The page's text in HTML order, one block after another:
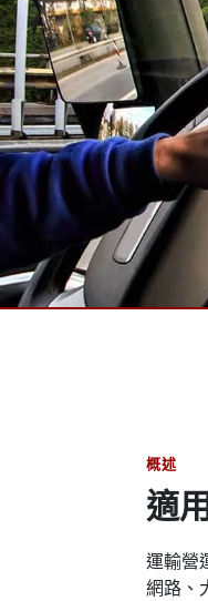
概述
適
運輸營
網路、